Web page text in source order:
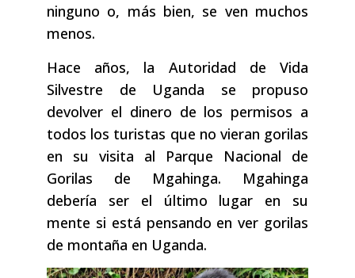
ninguno o, más bien, se ven muchos
menos.
Hace años, la Autoridad de Vida
Silvestre de Uganda se propuso
devolver el dinero de los permisos a
todos los turistas que no vieran gorilas
en su visita al Parque Nacional de
Gorilas de Mgahinga. Mgahinga
debería ser el último lugar en su
mente si está pensando en ver gorilas
de montaña en Uganda.